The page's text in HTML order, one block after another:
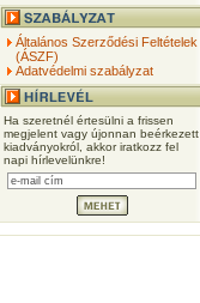
Általános Szerződési Feltételek
(ÁSZF)
Adatvédelmi szabályzat
Ha szeretnél értesülni a frissen
megjelent vagy újonnan beérkezett
kiadványokról, akkor iratkozz fel
napi hírlevelünkre!